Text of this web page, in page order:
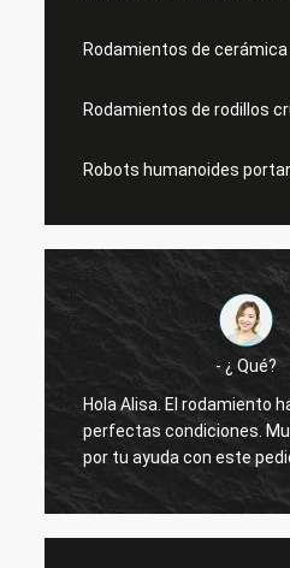
Rodamientos de cerámica
Rodamientos de rodillos
Robots humanoides
- ¿ Qué?
Hola Alisa. El rodamiento
perfectas condiciones.
por tu ayuda con este